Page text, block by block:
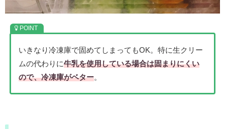
いきなり冷凍庫で固めてしまってもOK。特に生クリー
ムの代わりに牛乳を使用している場合は固まりにくい
ので、冷凍庫がベター。